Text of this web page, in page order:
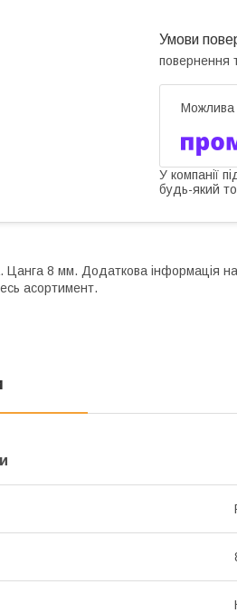
повернення
У компанії
будь-який
8 мм. Додаткова інформація
асортимент.